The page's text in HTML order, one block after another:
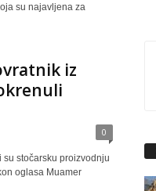
su najavljena za
iz
0
stočarsku proizvodnju
oglasa Muamer